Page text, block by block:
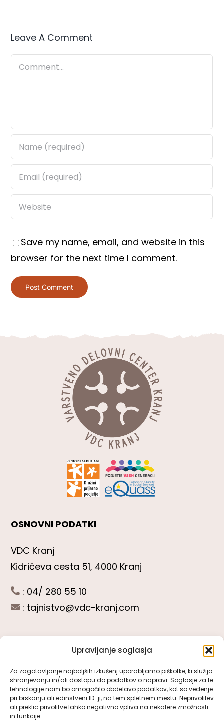
Upravljanje soglasja
Za zagotavljanje najboljših izkušenj uporabljamo piškotke, ki služijo
shranjevanju in/ali dostopu do podatkov o napravi. Soglasje za te
tehnologije nam bo omogočilo obdelavo podatkov, kot so vedenje
pri brskanju ali edinstveni ID-ji, na tem spletnem mestu. Neprivolitev
ali preklic privolitve lahko negativno vpliva na nekatere zmožnosti
in funkcije.
Leave A Comment
Comment
Save my name, email, and website in this
browser for the next time I comment.
OSNOVNI PODATKI
VDC Kranj
Kidričeva cesta 51, 4000 Kranj
: 04/ 280 55 10
: tajnistvo@vdc-kranj.com
Toggle
Navigation
Predstavitev VDC Kranj
SLEDITE NAM